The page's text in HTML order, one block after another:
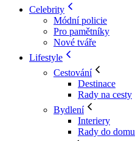
Celebrity
Módní policie
Pro pamětníky
Nové tváře
Lifestyle
Cestování
Destinace
Rady na cesty
Bydlení
Interiery
Rady do domu